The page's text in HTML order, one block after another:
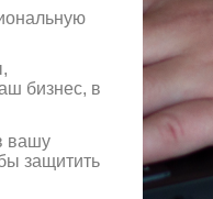
бизнес, в
вашу
защитить